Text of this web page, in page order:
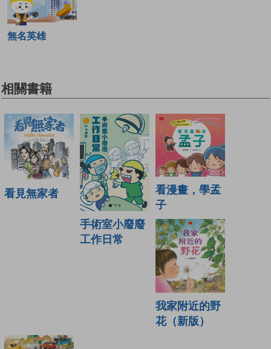
無名英雄
相關書籍
看見無家者
手術室小廢廢
工作日常
看漫畫，學孟
子
我家附近的野
花（新版）